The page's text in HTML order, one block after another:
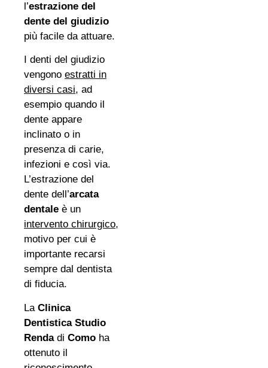
l’estrazione del
dente del giudizio
più facile da attuare.
I denti del giudizio
vengono estratti in
diversi casi, ad
esempio quando il
dente appare
inclinato o in
presenza di carie,
infezioni e così via.
L’estrazione del
dente dell’arcata
dentale è un
intervento chirurgico,
motivo per cui è
importante recarsi
sempre dal dentista
di fiducia.
La Clinica
Dentistica Studio
Rendadi Como ha
ottenuto il